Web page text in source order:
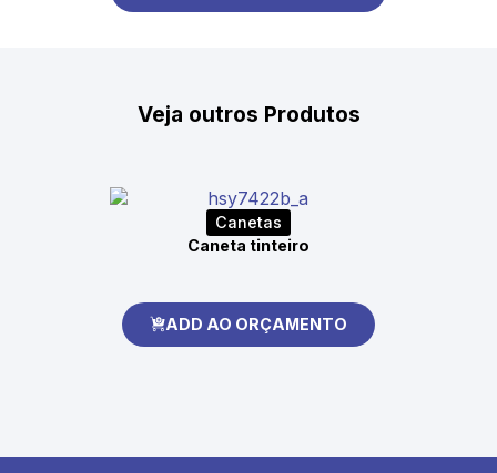
Veja outros Produtos
Canetas
Caneta tinteiro
ADD AO ORÇAMENTO